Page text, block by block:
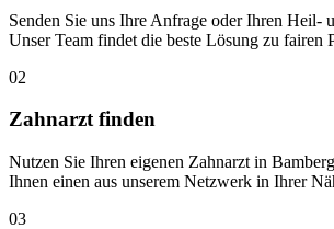
Senden Sie uns Ihre Anfrage oder Ihren Heil-
Unser Team findet die beste Lösung zu fairen
02
Zahnarzt finden
Nutzen Sie Ihren eigenen Zahnarzt in
Ihnen einen aus unserem Netzwerk in Ihrer
03